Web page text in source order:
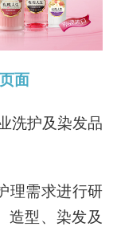
面
洗护及染发品
理需求进行研
造型、染发及